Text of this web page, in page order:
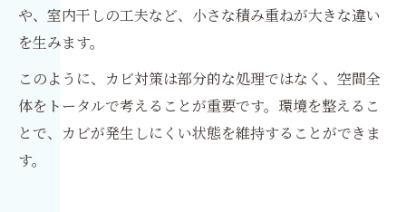
や、室内干しの工夫など、小さな積み重ねが大きな違い
を生みます。
このように、カビ対策は部分的な処理ではなく、空間全
体をトータルで考えることが重要です。環境を整えるこ
とで、カビが発生しにくい状態を維持することができま
す。